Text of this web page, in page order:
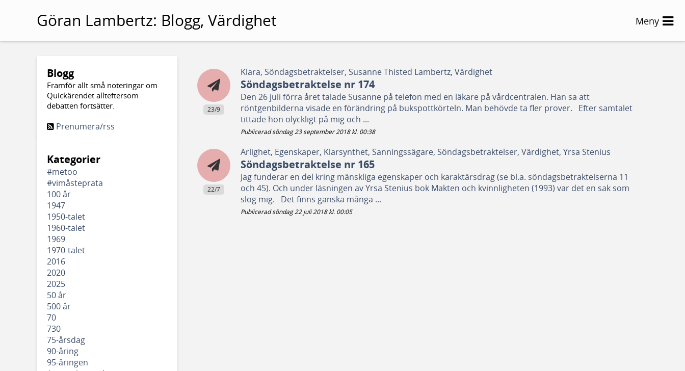
Blogg
Framför allt små noteringar om
Quickärendet allteftersom
debatten fortsätter.
Prenumera/rss
Kategorier
#metoo
#vimåsteprata
100 år
1947
1950-talet
1960-talet
1969
1970-talet
2016
2020
2025
50 år
500 år
70
730
75-årsdag
90-åring
95-åringen
23/9
Klara, Söndagsbetraktelser, Susanne Thisted Lambertz, Värdighet
Söndagsbetraktelse nr 174
Den 26 juli förra året talade Susanne på telefon med en läkare på vårdcentralen. Han sa att
röntgenbilderna visade en förändring på bukspottkörteln. Man behövde ta fler prover. Efter samtalet
tittade hon olyckligt på mig och ...
Publicerad söndag 23 september 2018 kl. 00:38
22/7
Ärlighet, Egenskaper, Klarsynthet, Sanningssägare, Söndagsbetraktelser, Värdighet, Yrsa Stenius
Söndagsbetraktelse nr 165
Jag funderar en del kring mänskliga egenskaper och karaktärsdrag (se bl.a. söndagsbetraktelserna 11
och 45). Och under läsningen av Yrsa Stenius bok Makten och kvinnligheten (1993) var det en sak som
slog mig. Det finns ganska många ...
Publicerad söndag 22 juli 2018 kl. 00:05
Göran Lambertz: Blogg, Värdighet Meny